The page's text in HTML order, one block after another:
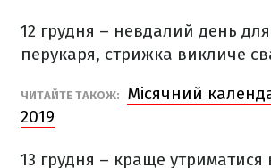
12 грудня – невдалий день для
перукаря, стрижка викличе
ЧИТАЙТЕ ТАКОЖ:
Місячний
2019
13 грудня – краще утриматися